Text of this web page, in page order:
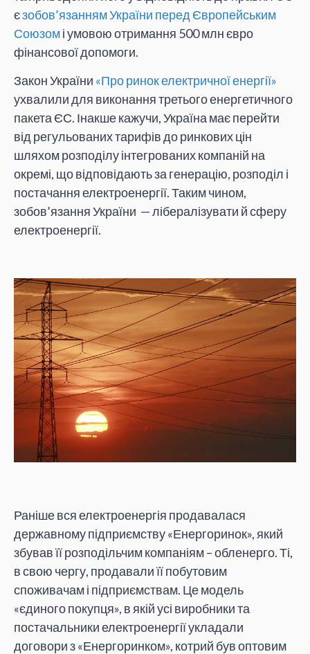
єзобов’язанням України перед Європейським
Союзомі умовою отримання 500 млн євро
фінансової допомоги.
Закон України «Про ринок електричної енергії»
ухвалили для виконання третього енергетичного
пакета ЄС. Інакше кажучи, Україна має перейти
від регульованих тарифів до ринкових цін
шляхом розподілу інтегрованих компаній на
окремі, що відповідають за генерацію, розподіл і
постачання електроенергії. Таким чином,
зобов’язання України — лібералізувати й сферу
електроенергії.
Раніше вся електроенергія продавалася
державному підприємству «Енергоринок», який
збував її розподільчим компаніям – обленерго. Ті,
в свою чергу, продавали її побутовим
споживачам і підприємствам. Це модель
«єдиного покупця», в якій усі виробники та
постачальники електроенергії укладали
договори з «Енергоринком», котрий був оптовим